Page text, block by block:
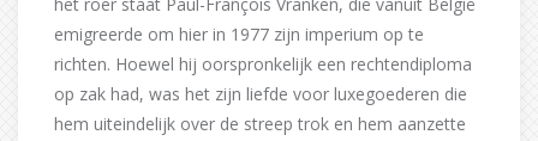
emigreerde om hier in 1977 zijn imperium op te
richten. Hoewel hij oorspronkelijk een rechtendiploma
op zak had, was het zijn liefde voor luxegoederen die
hem uiteindelijk over de streep trok en hem aanzette